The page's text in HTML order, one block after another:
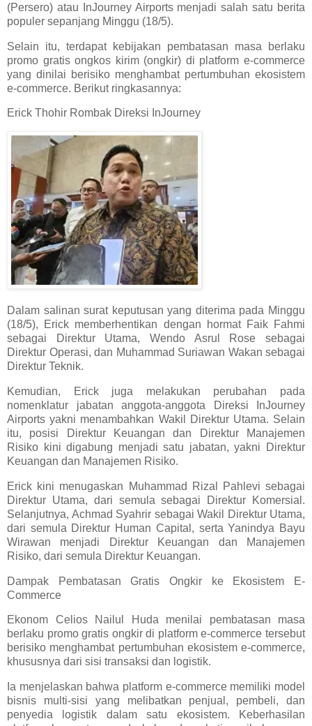
(Persero) atau InJourney Airports menjadi salah satu berita
populer sepanjang Minggu (18/5).
Selain itu, terdapat kebijakan pembatasan masa berlaku
promo gratis ongkos kirim (ongkir) di platform e-commerce
yang dinilai berisiko menghambat pertumbuhan ekosistem
e-commerce. Berikut ringkasannya:
Erick Thohir Rombak Direksi InJourney
Dalam salinan surat keputusan yang diterima pada Minggu
(18/5), Erick memberhentikan dengan hormat Faik Fahmi
sebagai Direktur Utama, Wendo Asrul Rose sebagai
Direktur Operasi, dan Muhammad Suriawan Wakan sebagai
Direktur Teknik.
Kemudian, Erick juga melakukan perubahan pada
nomenklatur jabatan anggota-anggota Direksi InJourney
Airports yakni menambahkan Wakil Direktur Utama. Selain
itu, posisi Direktur Keuangan dan Direktur Manajemen
Risiko kini digabung menjadi satu jabatan, yakni Direktur
Keuangan dan Manajemen Risiko.
Erick kini menugaskan Muhammad Rizal Pahlevi sebagai
Direktur Utama, dari semula sebagai Direktur Komersial.
Selanjutnya, Achmad Syahrir sebagai Wakil Direktur Utama,
dari semula Direktur Human Capital, serta Yanindya Bayu
Wirawan menjadi Direktur Keuangan dan Manajemen
Risiko, dari semula Direktur Keuangan.
Dampak Pembatasan Gratis Ongkir ke Ekosistem E-
Commerce
Ekonom Celios Nailul Huda menilai pembatasan masa
berlaku promo gratis ongkir di platform e-commerce tersebut
berisiko menghambat pertumbuhan ekosistem e-commerce,
khususnya dari sisi transaksi dan logistik.
Ia menjelaskan bahwa platform e-commerce memiliki model
bisnis multi-sisi yang melibatkan penjual, pembeli, dan
penyedia logistik dalam satu ekosistem. Keberhasilan